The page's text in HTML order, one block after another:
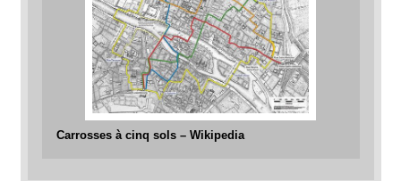
Carrosses à cinq sols – Wikipedia